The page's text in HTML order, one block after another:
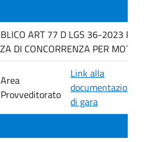
ART 77 D LGS 36-2023 PER
DI CONCORRENZA PER MOTIVI
Area
Provveditorato
Link alla
documentazione
di gara